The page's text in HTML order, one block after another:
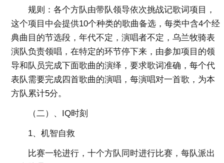
规则：各个方队由带队领导依次挑战记歌词项目，
这个项目中会提供10个种类的歌曲备选，每类中含4个经
典曲目的节选段，年代不定，演唱者不定，乌兰牧骑表
演队负责领唱，在特定的环节停下来，由参加项目的领
导和队员完成下面歌曲的演绎，要求歌词准确，每个代
表队需要完成四首歌曲的演唱，每演唱对一首歌，为本
方队累计5分。
（二）、IQ时刻
1、机智自救
比赛一轮进行，十个方队同时进行比赛，每队派出